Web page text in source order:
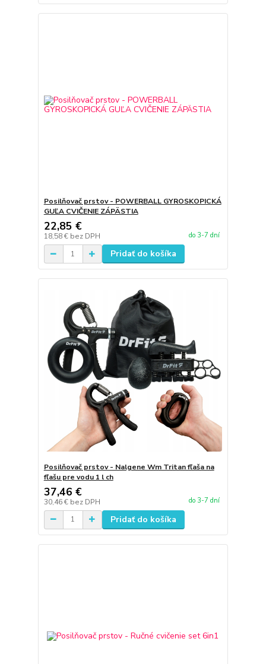
Posilňovač prstov - POWERBALL GYROSKOPICKÁ
GUĽA CVIČENIE ZÁPÄSTIA
22,85 €
18,58 € bez DPH do 3-7 dní
Pridať do košíka
Posilňovač prstov - Nalgene Wm Tritan fľaša na
fľašu pre vodu 1 l ch
37,46 €
30,46 € bez DPH do 3-7 dní
Pridať do košíka